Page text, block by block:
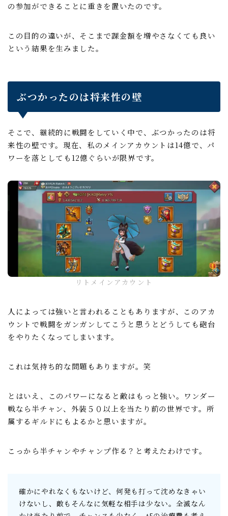
の参加ができることに重きを置いたのです。
この目的の違いが、そこまで課金額を増やさなくても良い
という結果を生みました。
ぶつかったのは将来性の壁
そこで、継続的に戦闘をしていく中で、ぶつかったのは将
来性の壁です。現在、私のメインアカウントは14億で、パ
ワーを落としても12億ぐらいが限界です。
リトメインアカウント
人によっては強いと言われることもありますが、このアカ
ウントで戦闘をガンガンしてこうと思うとどうしても砲台
をやりたくなってしまいます。
これは気持ち的な問題もありますが。笑
とはいえ、このパワーになると敵はもっと強い。ワンダー
戦なら半チャン、外装５０以上を当たり前の世界です。所
属するギルドにもよるかと思いますが。
こっから半チャンやチャンプ作る？と考えたわけです。
確かにやれなくもないけど、何発も打って沈めなきゃい
けないし、敵もそんなに気軽な相手は少ない。全滅なん